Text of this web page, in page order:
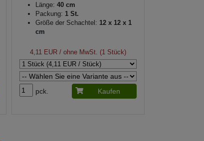
Länge: 40 cm
Packung: 1 St.
Größe der Schachtel: 12 x 12 x 1
cm
4,11 EUR/ ohne MwSt. (1 Stück)
pck. Kaufen